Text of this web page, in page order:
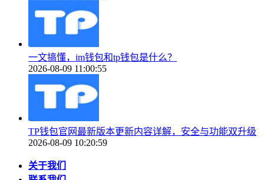
一文搞懂，im钱包和tp钱包是什么？
2026-08-09 11:00:55
TP钱包官网最新版本更新内容详解，安全与功能双升级
2026-08-09 10:20:59
关于我们